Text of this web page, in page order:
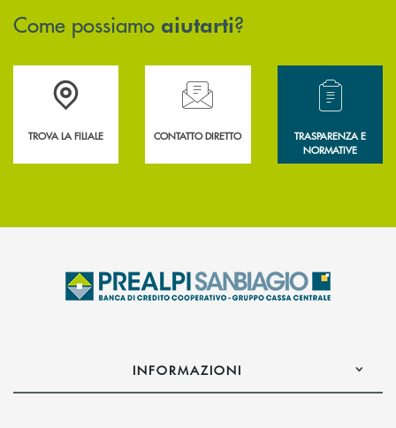
Come possiamo aiutarti?
Accedi all' elenco completo delle filiali .
TROVA LA FILIALE
Hai bisogno di assistenza immediata?
CONTATTO DIRETTO
Hai bisogno di
TRASPARENZA E
NORMATIVE
INFORMAZIONI